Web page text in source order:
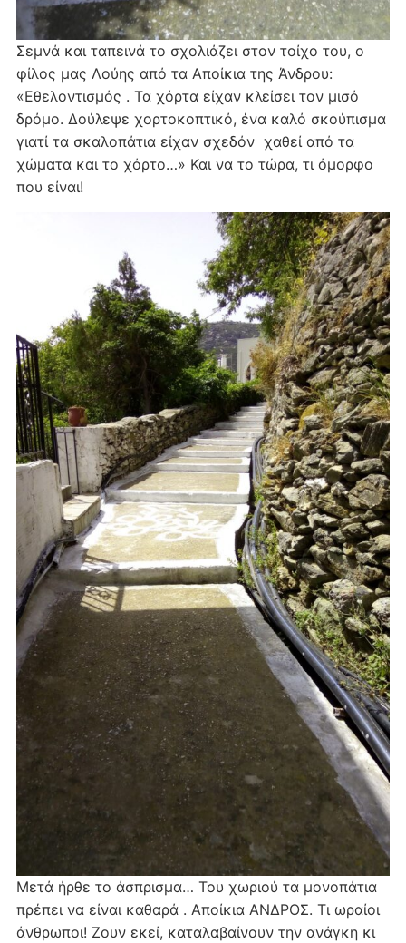
Σεμνά και ταπεινά το σχολιάζει στον τοίχο του, ο
φίλος μας Λούης από τα Αποίκια της Άνδρου:
«Εθελοντισμός . Τα χόρτα είχαν κλείσει τον μισό
δρόμο. Δούλεψε χορτοκοπτικό, ένα καλό σκούπισμα
γιατί τα σκαλοπάτια είχαν σχεδόν χαθεί από τα
χώματα και το χόρτο…» Και να το τώρα, τι όμορφο
που είναι!
Μετά ήρθε το άσπρισμα… Του χωριού τα μονοπάτια
πρέπει να είναι καθαρά . Αποίκια ΑΝΔΡΟΣ. Τι ωραίοι
άνθρωποι! Ζουν εκεί, καταλαβαίνουν την ανάγκη κι